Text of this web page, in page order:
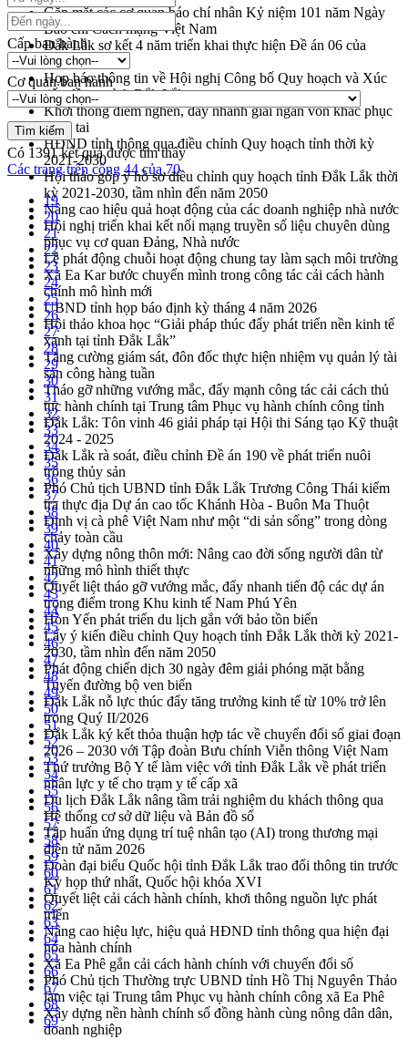
Gặp mặt các cơ quan báo chí nhân Kỷ niệm 101 năm Ngày
Báo chí Cách mạng Việt Nam
Đắk Lắk sơ kết 4 năm triển khai thực hiện Đề án 06 của
Chính phủ
Họp báo thông tin về Hội nghị Công bố Quy hoạch và Xúc
tiến đầu tư tỉnh Đắk Lắk
Khơi thông điểm nghẽn, đẩy nhanh giải ngân vốn khắc phục
thiên tai
HĐND tỉnh thông qua điều chỉnh Quy hoạch tỉnh thời kỳ
2021-2030
Hội thảo góp ý hồ sơ điều chỉnh quy hoạch tỉnh Đắk Lắk thời
kỳ 2021-2030, tầm nhìn đến năm 2050
Nâng cao hiệu quả hoạt động của các doanh nghiệp nhà nước
Hội nghị triển khai kết nối mạng truyền số liệu chuyên dùng
phục vụ cơ quan Đảng, Nhà nước
Lễ phát động chuỗi hoạt động chung tay làm sạch môi trường
Xã Ea Kar bước chuyển mình trong công tác cải cách hành
chính mô hình mới
UBND tỉnh họp báo định kỳ tháng 4 năm 2026
Hội thảo khoa học “Giải pháp thúc đẩy phát triển nền kinh tế
xanh tại tỉnh Đắk Lắk”
Tăng cường giám sát, đôn đốc thực hiện nhiệm vụ quản lý tài
sản công hàng tuần
Tháo gỡ những vướng mắc, đẩy mạnh công tác cải cách thủ
tục hành chính tại Trung tâm Phục vụ hành chính công tỉnh
Đắk Lắk: Tôn vinh 46 giải pháp tại Hội thi Sáng tạo Kỹ thuật
2024 - 2025
Đắk Lắk rà soát, điều chỉnh Đề án 190 về phát triển nuôi
trồng thủy sản
Phó Chủ tịch UBND tỉnh Đắk Lắk Trương Công Thái kiểm
tra thực địa Dự án cao tốc Khánh Hòa - Buôn Ma Thuột
Định vị cà phê Việt Nam như một “di sản sống” trong dòng
chảy toàn cầu
Xây dựng nông thôn mới: Nâng cao đời sống người dân từ
những mô hình thiết thực
Quyết liệt tháo gỡ vướng mắc, đẩy nhanh tiến độ các dự án
trọng điểm trong Khu kinh tế Nam Phú Yên
Hòn Yến phát triển du lịch gắn với bảo tồn biển
Lấy ý kiến điều chỉnh Quy hoạch tỉnh Đắk Lắk thời kỳ 2021-
2030, tầm nhìn đến năm 2050
Phát động chiến dịch 30 ngày đêm giải phóng mặt bằng
Tuyến đường bộ ven biển
Đắk Lắk nỗ lực thúc đẩy tăng trưởng kinh tế từ 10% trở lên
trong Quý II/2026
Đắk Lắk ký kết thỏa thuận hợp tác về chuyển đổi số giai đoạn
2026 – 2030 với Tập đoàn Bưu chính Viễn thông Việt Nam
Thứ trưởng Bộ Y tế làm việc với tỉnh Đắk Lắk về phát triển
nhân lực y tế cho trạm y tế cấp xã
Du lịch Đắk Lắk nâng tầm trải nghiệm du khách thông qua
Hệ thống cơ sở dữ liệu và Bản đồ số
Tập huấn ứng dụng trí tuệ nhân tạo (AI) trong thương mại
điện tử năm 2026
Đoàn đại biểu Quốc hội tỉnh Đắk Lắk trao đổi thông tin trước
Kỳ họp thứ nhất, Quốc hội khóa XVI
Quyết liệt cải cách hành chính, khơi thông nguồn lực phát
triển
Nâng cao hiệu lực, hiệu quả HĐND tỉnh thông qua hiện đại
hóa hành chính
Xã Ea Phê gắn cải cách hành chính với chuyển đổi số
Phó Chủ tịch Thường trực UBND tỉnh Hồ Thị Nguyên Thảo
làm việc tại Trung tâm Phục vụ hành chính công xã Ea Phê
Xây dựng nền hành chính số đồng hành cùng nông dân dân,
doanh nghiệp
Cấp ban hành
Cơ quan ban hành
Có 1391kết quả được tìm thấy
Các trang trên cổng 44 của 70
19
20
21
22
23
24
25
26
27
28
29
30
31
32
33
34
35
36
37
38
39
40
41
42
43
44
45
46
47
48
49
50
51
52
53
54
55
56
57
58
59
60
61
62
63
64
65
66
67
68
69